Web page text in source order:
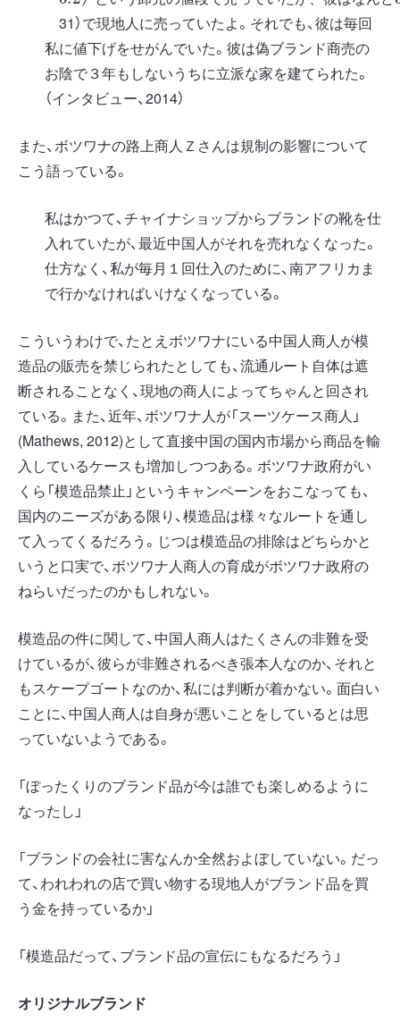
） と い う卸 売 の 値 段 で 売 っ て い たが 、 彼 は な ん と
31）で現地人に売っていたよ。それでも、彼は毎回
私に値下げをせがんでいた。彼は偽ブランド商売の
お陰で３年もしないうちに立派な家を建てられた。
（インタビュー、2014）
また、ボツワナの路上商人Ｚさんは規制の影響について
こう語っている。
私はかつて、チャイナショップからブランドの靴を仕
入れていたが、最近中国人がそれを売れなくなった。
仕方なく、私が毎月１回仕入のために、南アフリカま
で行かなければいけなくなっている。
こういうわけで、たとえボツワナにいる中国人商人が模
造品の販売を禁じられたとしても、流通ルート自体は遮
断されることなく、現地の商人によってちゃんと回され
ている。また、近年、ボツワナ人が「スーツケース商人」
(Mathews, 2012)として直接中国の国内市場から商品を輸
入しているケースも増加しつつある。ボツワナ政府がい
くら「模造品禁止」というキャンペーンをおこなっても、
国内のニーズがある限り、模造品は様々なルートを通し
て入ってくるだろう。じつは模造品の排除はどちらかと
いうと口実で、ボツワナ人商人の育成がボツワナ政府の
ねらいだったのかもしれない。
模造品の件に関して、中国人商人はたくさんの非難を受
けているが、彼らが非難されるべき張本人なのか、それと
もスケープゴートなのか、私には判断が着かない。面白い
ことに、中国人商人は自身が悪いことをしているとは思
っていないようである。
「ぼったくりのブランド品が今は誰でも楽しめるように
なったし」
「ブランドの会社に害なんか全然およぼしていない。だっ
て、われわれの店で買い物する現地人がブランド品を買
う金を持っているか」
「模造品だって、ブランド品の宣伝にもなるだろう」
オリジナルブランド